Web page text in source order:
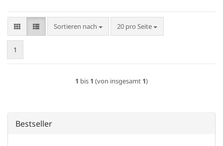
Sortieren nach
Sortieren nach 20 pro Seite
pro Seite
1
1 bis 1 (von insgesamt 1)
Bestseller